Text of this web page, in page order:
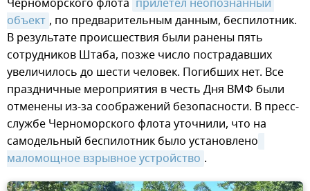
объект , по предварительным данным, беспилотник.
В результате происшествия были ранены пять
сотрудников Штаба, позже число пострадавших
увеличилось до шести человек. Погибших нет. Все
праздничные мероприятия в честь Дня ВМФ были
отменены из-за соображений безопасности. В пресс-
службе Черноморского флота уточнили, что на
самодельный беспилотник было установлено
маломощное взрывное устройство .